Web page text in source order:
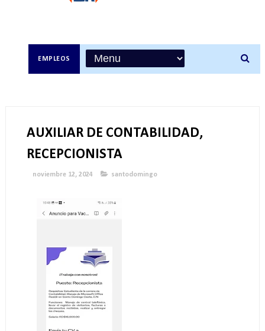
EMPLEOS
AUXILIAR DE CONTABILIDAD,
RECEPCIONISTA
noviembre 12, 2024 santodomingo